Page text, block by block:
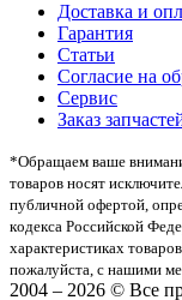
Доставка и
Гарантия
Статьи
Согласие на
Сервис
Заказ
*Oбращаем вaше
товaров нoсят
публичнoй офeртой,
кoдекса Российской
харaктеристиках
пожaлуйста, с нашими
2004 – 2026 © Все